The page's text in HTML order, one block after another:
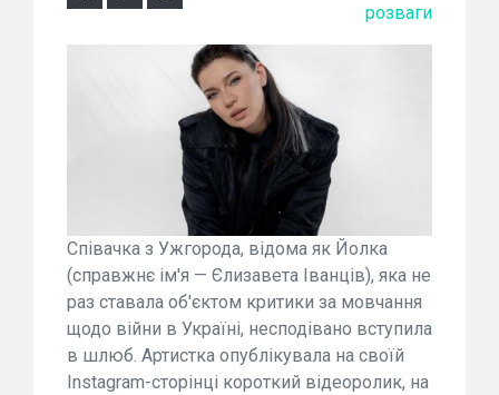
розваги
Співачка з Ужгорода, відома як Йолка
(справжнє ім'я — Єлизавета Іванців), яка не
раз ставала об'єктом критики за мовчання
щодо війни в Україні, несподівано вступила
в шлюб. Артистка опублікувала на своїй
Instagram-сторінці короткий відеоролик, на